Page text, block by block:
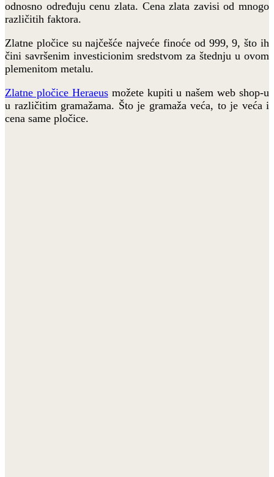
odnosno određuju cenu zlata. Cena zlata zavisi od mnogo
različitih faktora.
Zlatne pločice su najčešće najveće finoće od 999, 9, što ih
čini savršenim investicionim sredstvom za štednju u ovom
plemenitom metalu.
Zlatne pločice Heraeusmožete kupiti u našem web shop-u
u različitim gramažama. Što je gramaža veća, to je veća i
cena same pločice.